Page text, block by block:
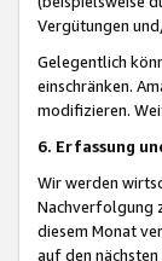
Vergütungen
Gelegentlich
einschränken.
modifizieren.
6. Erfassung
Wir werden
Nachverfolgung
diesem Monat
auf den